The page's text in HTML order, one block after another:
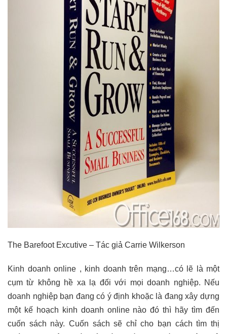
The Barefoot Excutive – Tác giả Carrie Wilkerson
Kinh doanh online , kinh doanh trên mạng…có lẽ là một
cụm từ không hề xa lạ đối với mọi doanh nghiệp. Nếu
doanh nghiệp bạn đang có ý định khoặc là đang xây dựng
một kế hoạch kinh doanh online nào đó thì hãy tìm đến
cuốn sách này. Cuốn sách sẽ chỉ cho bạn cách tìm thị